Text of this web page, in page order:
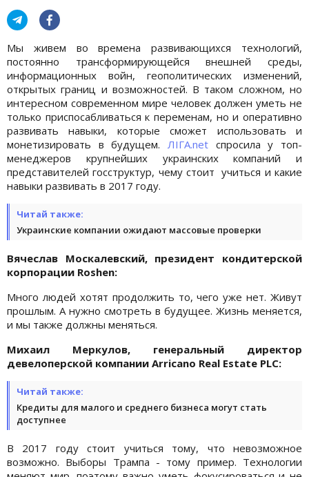
Мы живем во времена развивающихся технологий,
постоянно трансформирующейся внешней среды,
информационных войн, геополитических изменений,
открытых границ и возможностей. В таком сложном, но
интересном современном мире человек должен уметь не
только приспосабливаться к переменам, но и оперативно
развивать навыки, которые сможет использовать и
монетизировать в будущем. ЛІГА.net спросила у топ-
менеджеров крупнейших украинских компаний и
представителей госструктур, чему стоит учиться и какие
навыки развивать в 2017 году.
Читай также:
Украинские компании ожидают массовые проверки
Вячеслав Москалевский, президент кондитерской
корпорации Roshen:
Много людей хотят продолжить то, чего уже нет. Живут
прошлым. А нужно смотреть в будущее. Жизнь меняется,
и мы также должны меняться.
Михаил Меркулов, генеральный директор
девелоперской компании Arricano Real Estate PLC:
Читай также:
Кредиты для малого и среднего бизнеса могут стать
доступнее
В 2017 году стоит учиться тому, что невозможное
возможно. Выборы Трампа - тому пример. Технологии